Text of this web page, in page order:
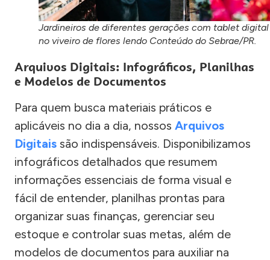
Jardineiros de diferentes gerações com tablet digital
no viveiro de flores lendo Conteúdo do Sebrae/PR.
Arquivos Digitais: Infográficos, Planilhas
e Modelos de Documentos
Para quem busca materiais práticos e
aplicáveis no dia a dia, nossos Arquivos
Digitais são indispensáveis. Disponibilizamos
infográficos detalhados que resumem
informações essenciais de forma visual e
fácil de entender, planilhas prontas para
organizar suas finanças, gerenciar seu
estoque e controlar suas metas, além de
modelos de documentos para auxiliar na